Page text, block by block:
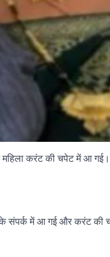
करंट की चपेट में आ
संपर्क में आ गई और करंट